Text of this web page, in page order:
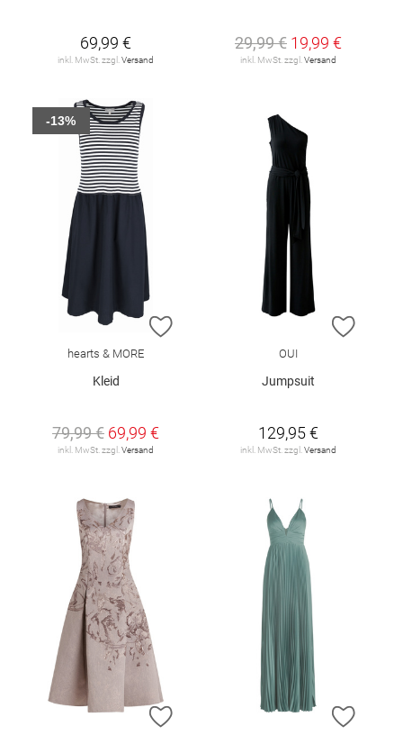
69,99 €
inkl. MwSt. zzgl.Versand
29,99 € 19,99 €
inkl. MwSt. zzgl.Versand
ZUR WUNSCHLISTE HINZUFÜGEN
hearts & MORE
Kleid
79,99 € 69,99 €
inkl. MwSt. zzgl.Versand
-13%
ZUR
OUI
Jumpsuit
129,95 €
inkl. MwSt. zzgl.Versand
ZUR WUNSCHLISTE HINZUFÜGEN
ZUR